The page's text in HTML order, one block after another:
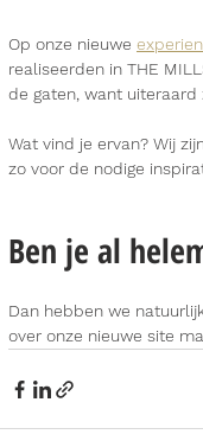
Op onze nieuwe
realiseerden in THE
de gaten, want uiteraard
Wat vind je ervan? Wij
zo voor de nodige
Ben je al
Dan hebben we
over onze nieuwe site